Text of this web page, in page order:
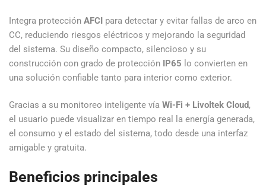
Integra protección AFCI para detectar y evitar fallas de arco en
CC, reduciendo riesgos eléctricos y mejorando la seguridad
del sistema. Su diseño compacto, silencioso y su
construcción con grado de protección IP65 lo convierten en
una solución confiable tanto para interior como exterior.
Gracias a su monitoreo inteligente vía Wi-Fi + Livoltek Cloud,
el usuario puede visualizar en tiempo real la energía generada,
el consumo y el estado del sistema, todo desde una interfaz
amigable y gratuita.
Beneficios principales